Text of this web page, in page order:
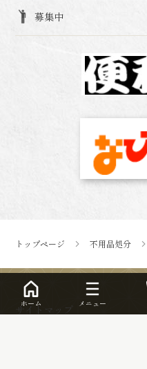
募集中
トップページ 不用品処分
サイトマップ
ホーム メニュー